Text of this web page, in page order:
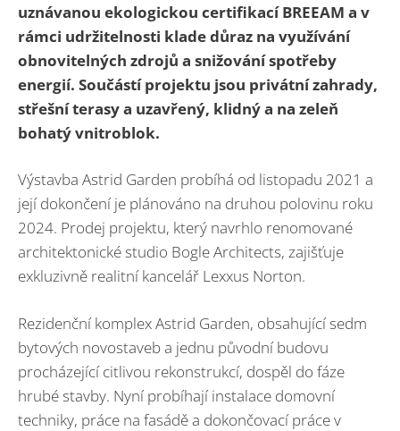
uznávanou ekologickou certifikací BREEAM a v
rámci udržitelnosti klade důraz na využívání
obnovitelných zdrojů a snižování spotřeby
energií. Součástí projektu jsou privátní zahrady,
střešní terasy a uzavřený, klidný a na zeleň
bohatý vnitroblok.
Výstavba Astrid Garden probíhá od listopadu 2021 a
její dokončení je plánováno na druhou polovinu roku
2024. Prodej projektu, který navrhlo renomované
architektonické studio Bogle Architects, zajišťuje
exkluzivně realitní kancelář Lexxus Norton.
Rezidenční komplex Astrid Garden, obsahující sedm
bytových novostaveb a jednu původní budovu
procházející citlivou rekonstrukcí, dospěl do fáze
hrubé stavby. Nyní probíhají instalace domovní
techniky, práce na fasádě a dokončovací práce v